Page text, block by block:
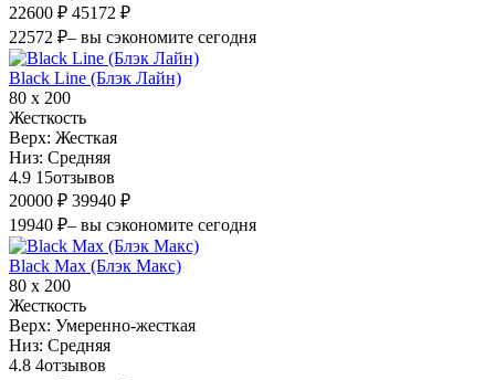
22600 ₽ 45172 ₽
22572 ₽– вы сэкономите сегодня
Black Line (Блэк Лайн)
80 х 200
Жесткость
Верх: Жесткая
Низ: Средняя
4.9 15отзывов
20000 ₽ 39940 ₽
19940 ₽– вы сэкономите сегодня
Black Max (Блэк Макс)
80 х 200
Жесткость
Верх: Умеренно-жесткая
Низ: Средняя
4.8 4отзывов